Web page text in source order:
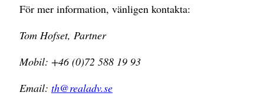
För mer information, vänligen kontakta:
Tom Hofset, Partner
Mobil: +46 (0)72 588 19 93
Email: th@realadv.se